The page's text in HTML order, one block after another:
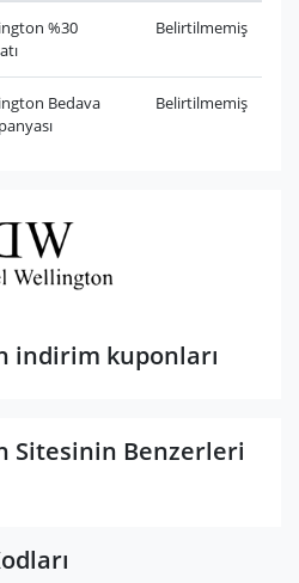
%30
Belirtilmemiş
Bedava
Belirtilmemiş
indirim kuponları
Sitesinin Benzerleri